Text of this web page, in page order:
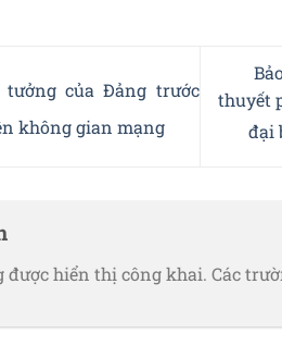
của Đảng trước
không gian mạng
thuyết
đại
được hiển thị công khai. Các